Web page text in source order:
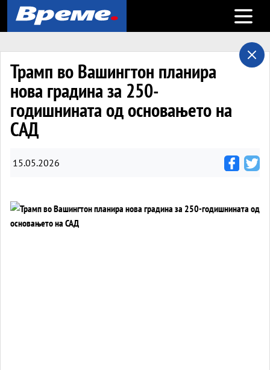
Open
Трамп во Вашингтон планира
нова градина за 250-
годишнината од основањето на
САД
15.05.2026